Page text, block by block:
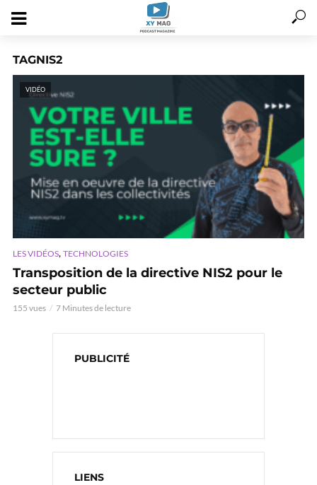
TAGNIS2
VIDÉO
LES VIDÉOS, TECHNOLOGIES
Transposition de la directive NIS2 pour le
secteur public
155 vues 7 Minutes de lecture
PUBLICITÉ
LIENS